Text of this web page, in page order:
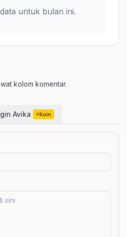
untuk bulan ini.
kolom komentar.
Avika +Koin